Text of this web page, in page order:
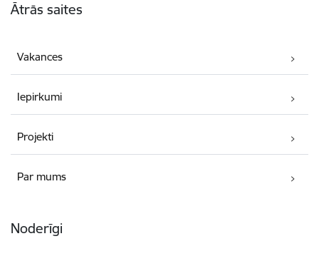
Ātrās saites
Vakances
Iepirkumi
Projekti
Par mums
Noderīgi